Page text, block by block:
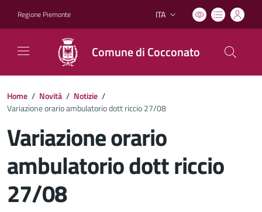
Regione Piemonte Lingua attiva:
ITA
Comune di Cocconato
Home / Novità / Notizie /
Variazione orario ambulatorio dott riccio 27/08
Variazione orario
ambulatorio dott riccio
27/08